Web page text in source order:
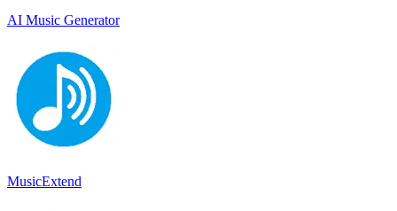
AI Music Generator
MusicExtend